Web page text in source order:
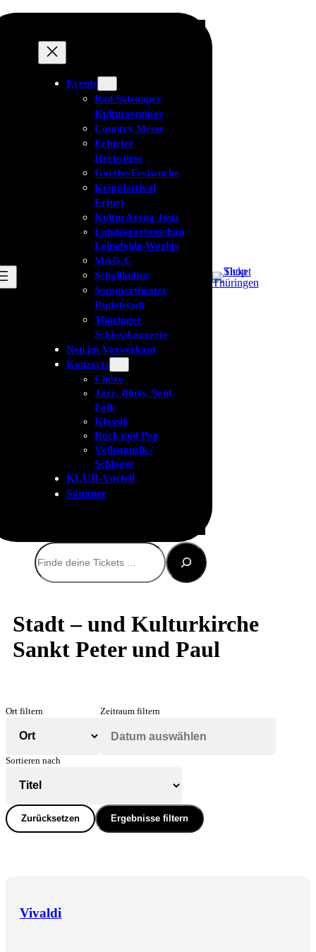
Events
Bad Salzunger
Kultursommer
Country Messe
Erfurter
Herbstlese
Goethe-Festwoche
Krimifestival
Erfurt
KulturArena Jena
Landesgartenschau
Leinefelde-Worbis
MAG-C
Schallkultur
Sommertheater
Rudolstadt
Thüringer
Schlosskonzerte
Neu im Vorverkauf
Konzerte
Chöre
Jazz, Blues, Soul,
Folk
Klassik
Rock und Pop
Volksmusik /
Schlager
KLUB-Vorteil
Sommer
Suchen
Stadt – und Kulturkirche
Sankt Peter und Paul
Ort filtern Zeitraum filtern
Sortieren nach
Zurücksetzen Ergebnisse filtern
Vivaldi